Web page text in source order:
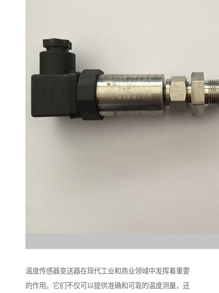
温度传感器变送器在现代工业和商业领域中发挥着重要
的作用。它们不仅可以提供准确和可靠的温度测量，还